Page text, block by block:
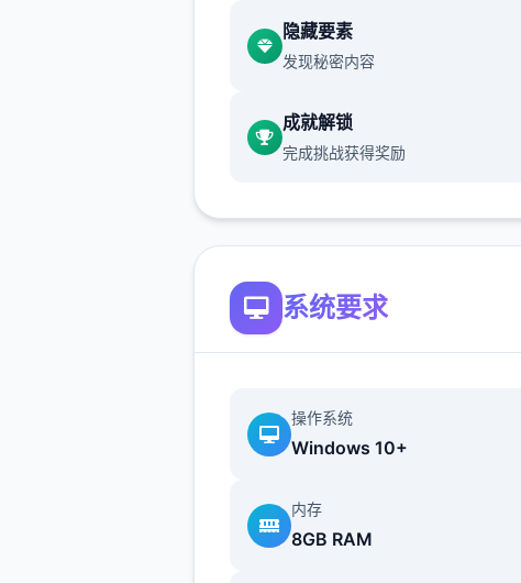
单位死了，即能够够有完总共不同
型的剧情况。
平行线，文本足足有一百六拾万
疯狂的麦克斯等同知名作品，
游戏中也有着各种各子的阵营，譬
也献上了一些选定给玩家用来到合
纵连横。
不同于为H并H，本作导打的是剧情
为先，H为辅料的这样一种感知，
隐藏要素
发现秘密内容
成就解锁
完成挑战获得奖励
系统要求
操作系统
Windows 10+
内存
8GB RAM